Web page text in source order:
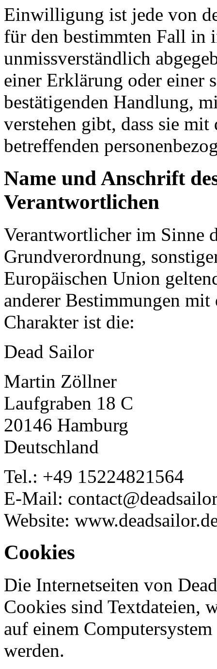
Einwilligung ist jede von
für den bestimmten Fall in
unmissverständlich
einer Erklärung oder einer
bestätigenden Handlung,
verstehen gibt, dass sie
betreffenden
Name und Anschrift
Verantwortlichen
Verantwortlicher im Sinne
Grundverordnung,
Europäischen Union
anderer Bestimmungen
Charakter ist die:
Dead Sailor
Martin Zöllner
Laufgraben 18 C
20146 Hamburg
Deutschland
Tel.: +49 15224821564
E-Mail:
Website:
Cookies
Die Internetseiten von
Cookies sind Textdateien,
auf einem
werden.